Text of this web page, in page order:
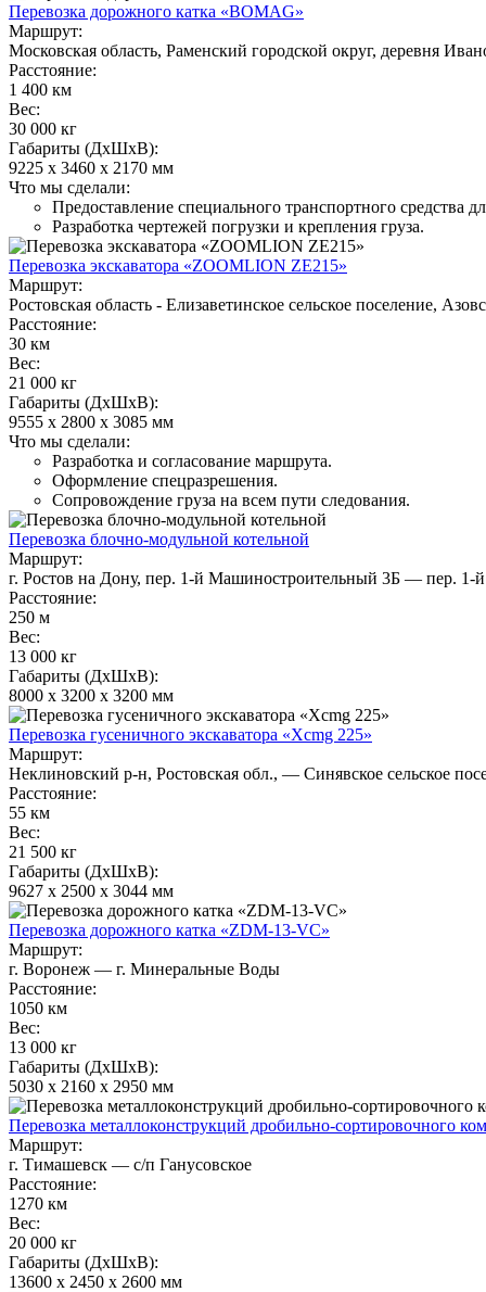
Перевозка дорожного катка «BOMAG»
Маршрут:
Московская область, Раменский городской округ, деревня
Расстояние:
1 400 км
Вес:
30 000 кг
Габариты (ДхШхВ):
9225 х 3460 х 2170 мм
Что мы сделали:
Предоставление специального транспортного средства
Разработка чертежей погрузки и крепления груза.
Перевозка экскаватора «ZOOMLION ZE215»
Маршрут:
Ростовская область - Елизаветинское сельское поселение,
Расстояние:
30 км
Вес:
21 000 кг
Габариты (ДхШхВ):
9555 х 2800 х 3085 мм
Что мы сделали:
Разработка и согласование маршрута.
Оформление спецразрешения.
Сопровождение груза на всем пути следования.
Перевозка блочно-модульной котельной
Маршрут:
г. Ростов на Дону, пер. 1-й Машиностроительный 3Б — пер.
Расстояние:
250 м
Вес:
13 000 кг
Габариты (ДхШхВ):
8000 х 3200 х 3200 мм
Перевозка гусеничного экскаватора «Xcmg 225»
Маршрут:
Неклиновский р-н, Ростовская обл., — Синявское сельское
Расстояние:
55 км
Вес:
21 500 кг
Габариты (ДхШхВ):
9627 х 2500 х 3044 мм
Перевозка дорожного катка «ZDM-13-VC»
Маршрут:
г. Воронеж — г. Минеральные Воды
Расстояние:
1050 км
Вес:
13 000 кг
Габариты (ДхШхВ):
5030 х 2160 х 2950 мм
Перевозка металлоконструкций дробильно-сортировочного
Маршрут:
г. Тимашевск — с/п Ганусовское
Расстояние:
1270 км
Вес:
20 000 кг
Габариты (ДхШхВ):
13600 х 2450 х 2600 мм